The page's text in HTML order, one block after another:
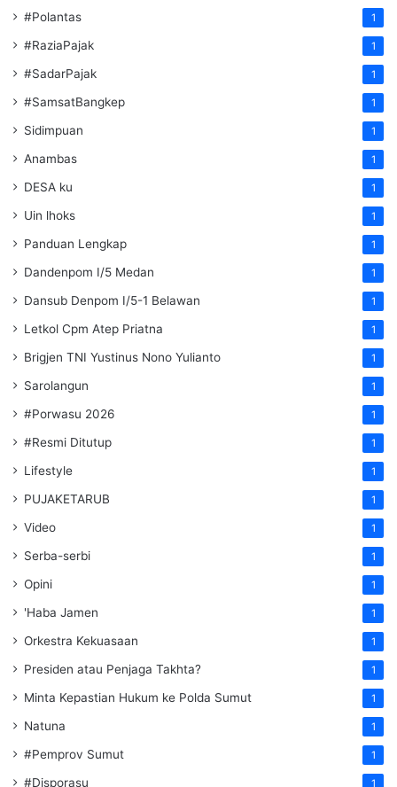
#Polantas 1
#RaziaPajak 1
#SadarPajak 1
#SamsatBangkep 1
Sidimpuan 1
Anambas 1
DESA ku 1
Uin lhoks 1
Panduan Lengkap 1
Dandenpom I/5 Medan 1
Dansub Denpom I/5-1 Belawan 1
Letkol Cpm Atep Priatna 1
Brigjen TNI Yustinus Nono Yulianto 1
Sarolangun 1
#Porwasu 2026 1
#Resmi Ditutup 1
Lifestyle 1
PUJAKETARUB 1
Video 1
Serba-serbi 1
Opini 1
'Haba Jamen 1
Orkestra Kekuasaan 1
Presiden atau Penjaga Takhta? 1
Minta Kepastian Hukum ke Polda Sumut 1
Natuna 1
#Pemprov Sumut 1
#Disporasu 1